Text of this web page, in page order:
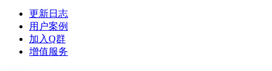
更新日志
用户案例
加入Q群
增值服务